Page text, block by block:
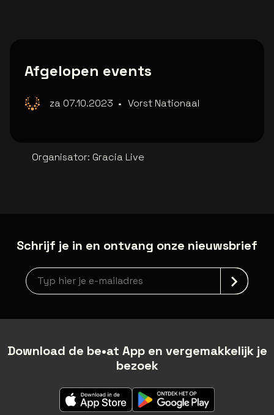
Afgelopen events
za 07.10.2023 • Vorst Nationaal
Organisator: Gracia Live
Schrijf je in en ontvang onze nieuwsbrief
Nieuwsbrief aanmelding
Download de be•at App en vergemakkelijk je
bezoek